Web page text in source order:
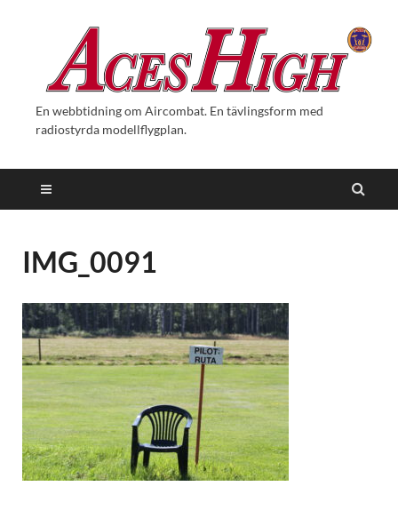
En webbtidning om Aircombat. En tävlingsform med
radiostyrda modellflygplan.
IMG_0091